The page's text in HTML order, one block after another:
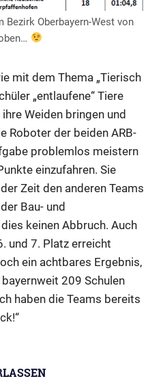
Bezirk Oberbayern-West von
mit dem Thema „Tierisch
„entlaufene“ Tiere
Weiden bringen und
Roboter der beiden ARB-
problemlos meistern
einzufahren. Sie
Zeit den anderen Teams
Bau- und
keinen Abbruch. Auch
und 7. Platz erreicht
ein achtbares Ergebnis,
209 Schulen
haben die Teams bereits